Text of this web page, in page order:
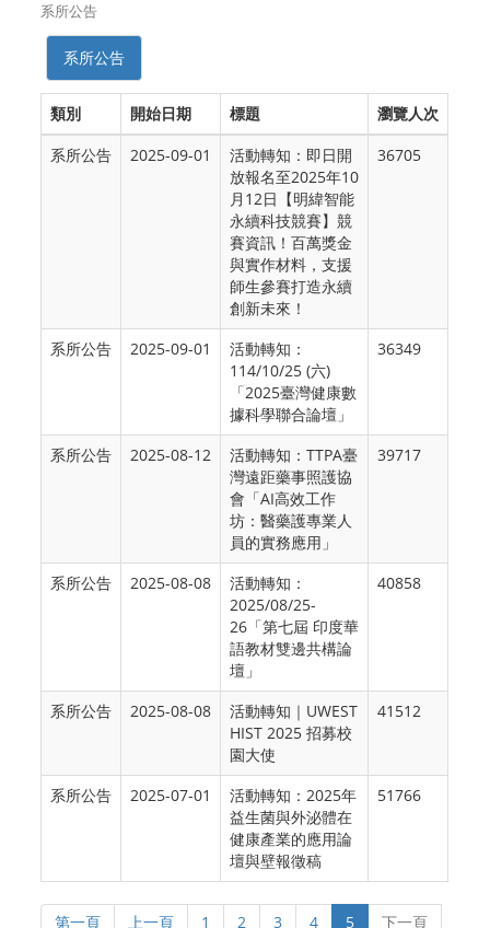
系所公告
系所公告
類別 開始日期 標題
瀏覽人次
系所公告
2025-09-01
活動轉知：即日開
放報名至2025年10
月12日【明緯智能
永續科技競賽】競
賽資訊！百萬獎金
與實作材料，支援
師生參賽打造永續
創新未來！
36705
系所公告 2025-09-01
活動轉知：
114/10/25 (六)
「2025臺灣健康數
據科學聯合論壇」
36349
系所公告 2025-08-12
活動轉知：TTPA臺
灣遠距藥事照護協
會「AI高效工作
坊：醫藥護專業人
員的實務應用」
39717
系所公告 2025-08-08
活動轉知：
2025/08/25-
26「第七屆 印度華
語教材雙邊共構論
壇」
40858
系所公告 2025-08-08
活動轉知｜UWEST
HIST 2025 招募校
園大使
41512
系所公告 2025-07-01
活動轉知：2025年
益生菌與外泌體在
健康產業的應用論
壇與壁報徵稿
51766
第一頁 上一頁 1 2 3 4 5 下一頁